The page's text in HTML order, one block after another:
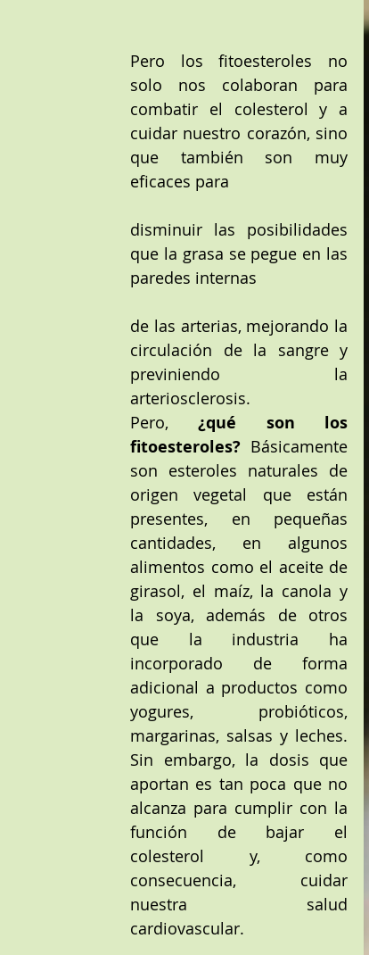
Pero los fitoesteroles no
solo nos colaboran para
combatir el colesterol y a
cuidar nuestro corazón, sino
que también son muy
eficaces para
disminuir las posibilidades
que la grasa se pegue en las
paredes internas
de las arterias, mejorando la
circulación de la sangre y
previniendo la
arteriosclerosis.
Pero, ¿qué son los
fitoesteroles? Básicamente
son esteroles naturales de
origen vegetal que están
presentes, en pequeñas
cantidades, en algunos
alimentos como el aceite de
girasol, el maíz, la canola y
la soya, además de otros
que la industria ha
incorporado de forma
adicional a productos como
yogures, probióticos,
margarinas, salsas y leches.
Sin embargo, la dosis que
aportan es tan poca que no
alcanza para cumplir con la
función de bajar el
colesterol y, como
consecuencia, cuidar
nuestra salud
cardiovascular.